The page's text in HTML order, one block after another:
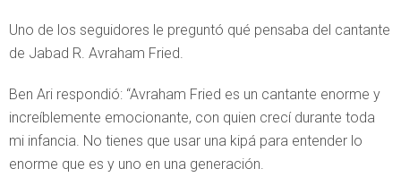
Uno de los seguidores le preguntó qué pensaba del cantante
de Jabad R. Avraham Fried.
Ben Ari respondió: “Avraham Fried es un cantante enorme y
increíblemente emocionante, con quien crecí durante toda
mi infancia. No tienes que usar una kipá para entender lo
enorme que es y uno en una generación.